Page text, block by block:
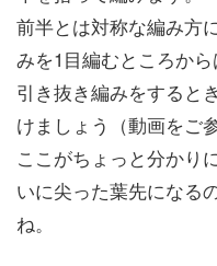
前半とは対称な編み方
みを1目編むところから
引き抜き編みをすると
けましょう（動画をご
ここがちょっと分かり
いに尖った葉先になる
ね。